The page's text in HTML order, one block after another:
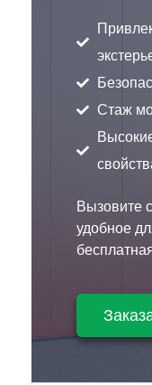
Стаж
Вызовите
удобное